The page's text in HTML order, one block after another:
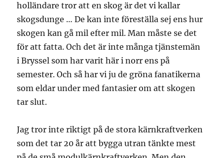
holländare tror att en skog är det vi kallar
skogsdunge … De kan inte föreställa sej ens hur
skogen kan gå mil efter mil. Man måste se det
för att fatta. Och det är inte många tjänstemän
i Bryssel som har varit här i norr ens på
semester. Och så har vi ju de gröna fanatikerna
som eldar under med fantasier om att skogen
tar slut.
Jag tror inte riktigt på de stora kärnkraftverken
som det tar 20 år att bygga utran tänkte mest